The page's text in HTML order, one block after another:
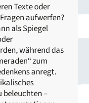
Texte oder
aufwerfen?
als Spiegel
während das
zum
anregt.
beleuchten –